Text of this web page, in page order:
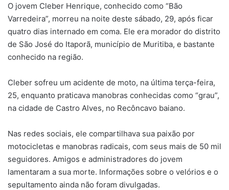
O jovem Cleber Henrique, conhecido como “Bão
Varredeira”, morreu na noite deste sábado, 29, após ficar
quatro dias internado em coma. Ele era morador do distrito
de São José do Itaporã, município de Muritiba, e bastante
conhecido na região.
Cleber sofreu um acidente de moto, na última terça-feira,
25, enquanto praticava manobras conhecidas como “grau”,
na cidade de Castro Alves, no Recôncavo baiano.
Nas redes sociais, ele compartilhava sua paixão por
motocicletas e manobras radicais, com seus mais de 50 mil
seguidores. Amigos e administradores do jovem
lamentaram a sua morte. Informações sobre o velórios e o
sepultamento ainda não foram divulgadas.